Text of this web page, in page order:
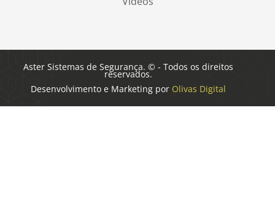
Aster Sistemas de Segurança. © - Todos os direitos
reservados.
Desenvolvimento e Marketing por Olivas Digital